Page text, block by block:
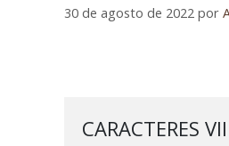
30 de agosto de 2022 por
CARACTERES VII